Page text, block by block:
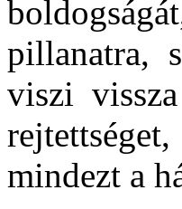
pillanatra,
viszi
mindezt a